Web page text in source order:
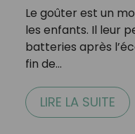
Le goûter est un
les enfants. Il leur
batteries après
fin de…
LIRE LA SUITE